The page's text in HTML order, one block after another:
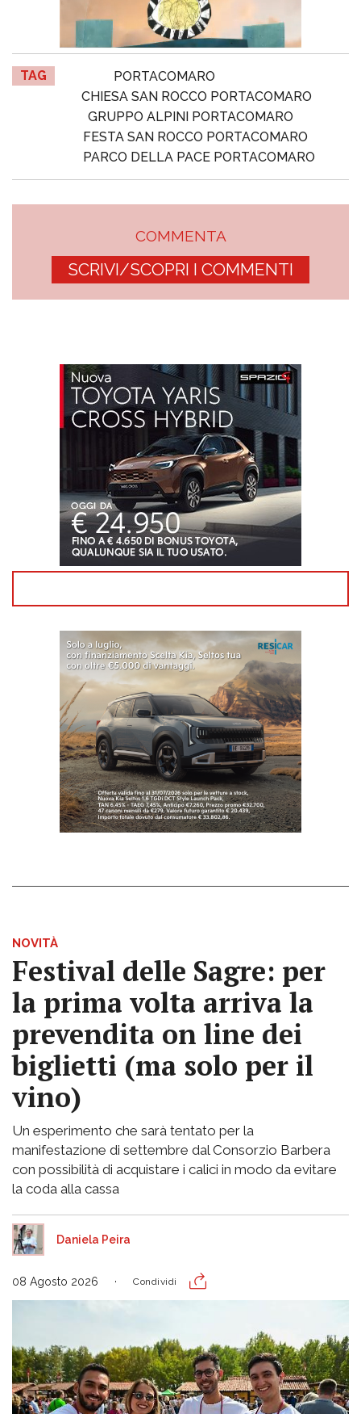
TAG
PORTACOMARO
CHIESA SAN ROCCO PORTACOMARO
GRUPPO ALPINI PORTACOMARO
FESTA SAN ROCCO PORTACOMARO
PARCO DELLA PACE PORTACOMARO
COMMENTA
SCRIVI/SCOPRI I COMMENTI
NOVITÀ
Festival delle Sagre: per
la prima volta arriva la
prevendita on line dei
biglietti (ma solo per il
vino)
Un esperimento che sarà tentato per la
manifestazione di settembre dal Consorzio Barbera
con possibilità di acquistare i calici in modo da evitare
la coda alla cassa
Daniela Peira
08 Agosto 2026 Condividi